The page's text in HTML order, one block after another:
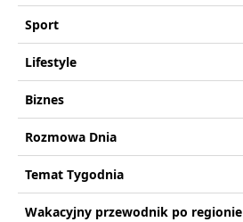
Sport
Lifestyle
Biznes
Rozmowa Dnia
Temat Tygodnia
Wakacyjny przewodnik po regionie